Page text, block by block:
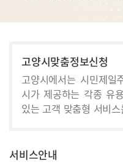
고양시맞춤정보신청
고양시에서는 시민제
시가 제공하는 각종 유
있는 고객 맞춤형 서비
서비스안내